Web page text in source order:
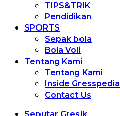
TIPS&TRIK
Pendidikan
SPORTS
Sepak bola
Bola Voli
Tentang Kami
Tentang Kami
Inside Gresspedia
Contact Us